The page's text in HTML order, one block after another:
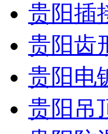
贵阳插
贵阳齿
贵阳电
贵阳吊